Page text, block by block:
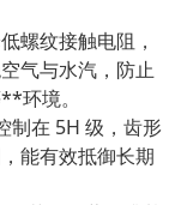
螺纹接触电阻，
气与水汽，防止
环境。
制在 5H 级，齿形
能有效抵御长期